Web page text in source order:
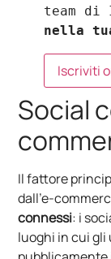
team
nella
Iscriviti
Social
Il fattore
dall’e-
connessi: i
luoghi in cui